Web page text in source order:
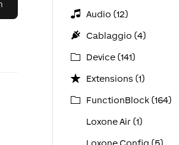
Audio (12)
Cablaggio (4)
Device (141)
Extensions (1)
FunctionBlock (164)
Loxone Air (1)
Loxone Config (5)